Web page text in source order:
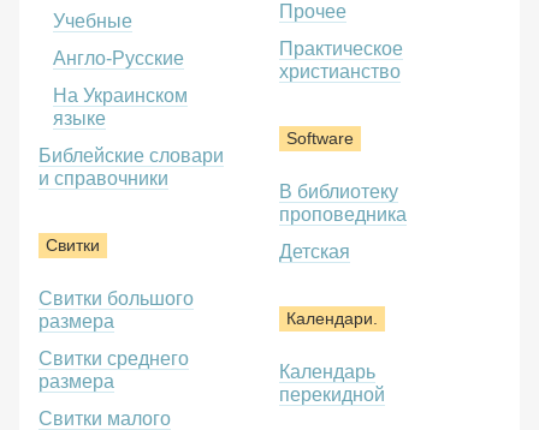
Учебные
Англо-Русские
На Украинском
языке
Библейские словари
и справочники
Свитки
Свитки большого
размера
Свитки среднего
размера
Свитки малого
Прочее
Практическое
христианство
Software
В библиотеку
проповедника
Детская
Календари.
Календарь
перекидной